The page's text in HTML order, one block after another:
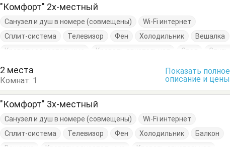
"Комфорт" 2х-местный
Санузел и душ в номере (совмещены)
Wi-Fi интернет
Сплит-система
Телевизор Фен Холодильник
Вешалка
Кровати односпальные
Кровать двуспальная Стол
Стулья
2 места
Комнат: 1
Показать полное
описание и цены
"Комфорт" 3х-местный
Санузел и душ в номере (совмещены)
Wi-Fi интернет
Сплит-система
Телевизор Фен Холодильник
Балкон
Вешалка
Кровати односпальные
Кровать двуспальная